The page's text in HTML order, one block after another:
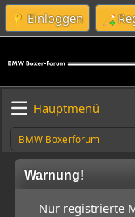
Einloggen
Hauptmenü
BMW Boxerforum
Warnung!
Nur registrierte